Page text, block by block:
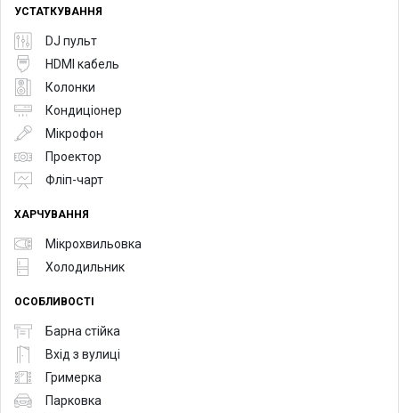
УСТАТКУВАННЯ
DJ пульт
HDMI кабель
Колонки
Кондиціонер
Мікрофон
Проектор
Фліп-чарт
ХАРЧУВАННЯ
Мікрохвильовка
Холодильник
ОСОБЛИВОСТІ
Барна стійка
Вхід з вулиці
Гримерка
Парковка